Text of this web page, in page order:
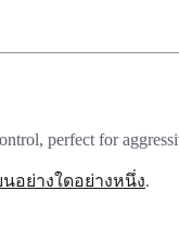
perfect for
อย่างใดอย่างหนึ่ง.